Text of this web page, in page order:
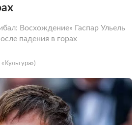
Восхождение» Гаспар Ульель
падения в горах